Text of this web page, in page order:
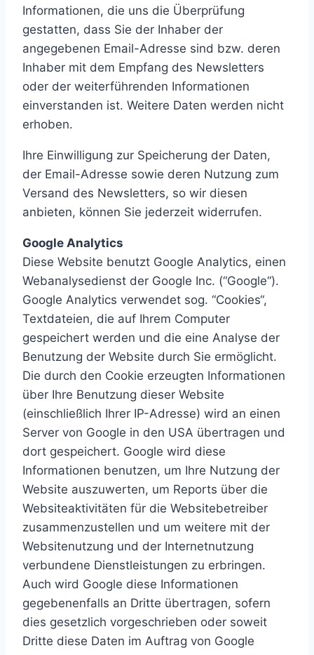
Informationen, die uns die Überprüfung
gestatten, dass Sie der Inhaber der
angegebenen Email-Adresse sind bzw. deren
Inhaber mit dem Empfang des Newsletters
oder der weiterführenden Informationen
einverstanden ist. Weitere Daten werden nicht
erhoben.
Ihre Einwilligung zur Speicherung der Daten,
der Email-Adresse sowie deren Nutzung zum
Versand des Newsletters, so wir diesen
anbieten, können Sie jederzeit widerrufen.
Google Analytics
Diese Website benutzt Google Analytics, einen
Webanalysedienst der Google Inc. (“Google“).
Google Analytics verwendet sog. “Cookies“,
Textdateien, die auf Ihrem Computer
gespeichert werden und die eine Analyse der
Benutzung der Website durch Sie ermöglicht.
Die durch den Cookie erzeugten Informationen
über Ihre Benutzung dieser Website
(einschließlich Ihrer IP-Adresse) wird an einen
Server von Google in den USA übertragen und
dort gespeichert. Google wird diese
Informationen benutzen, um Ihre Nutzung der
Website auszuwerten, um Reports über die
Websiteaktivitäten für die Websitebetreiber
zusammenzustellen und um weitere mit der
Websitenutzung und der Internetnutzung
verbundene Dienstleistungen zu erbringen.
Auch wird Google diese Informationen
gegebenenfalls an Dritte übertragen, sofern
dies gesetzlich vorgeschrieben oder soweit
Dritte diese Daten im Auftrag von Google